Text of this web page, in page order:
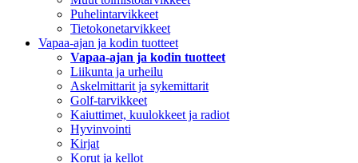
Puhelintarvikkeet
Tietokonetarvikkeet
Vapaa-ajan ja kodin tuotteet
Vapaa-ajan ja kodin tuotteet
Liikunta ja urheilu
Askelmittarit ja sykemittarit
Golf-tarvikkeet
Kaiuttimet, kuulokkeet ja radiot
Hyvinvointi
Kirjat
Korut ja kellot